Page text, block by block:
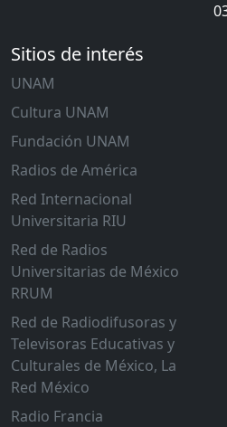
Sitios de interés
UNAM
Cultura UNAM
Fundación UNAM
Radios de América
Red Internacional
Universitaria RIU
Red de Radios
Universitarias de México
RRUM
Red de Radiodifusoras y
Televisoras Educativas y
Culturales de México, La
Red México
Radio Francia